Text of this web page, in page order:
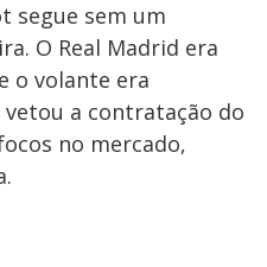
segue sem um
O Real Madrid era
o volante era
vetou a contratação do
no mercado,